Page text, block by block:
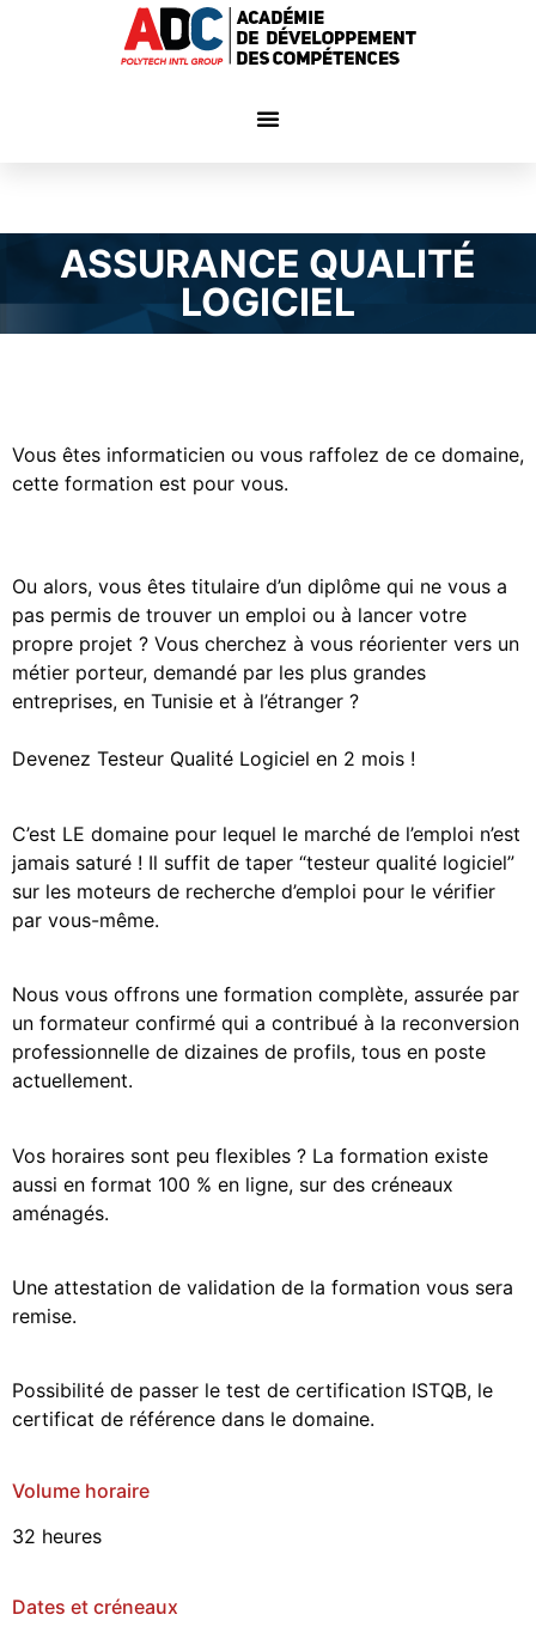
ASSURANCE QUALITÉ
LOGICIEL
Vous êtes informaticien ou vous raffolez de ce domaine,
cette formation est pour vous.
Ou alors, vous êtes titulaire d’un diplôme qui ne vous a
pas permis de trouver un emploi ou à lancer votre
propre projet ? Vous cherchez à vous réorienter vers un
métier porteur, demandé par les plus grandes
entreprises, en Tunisie et à l’étranger ?
Devenez Testeur Qualité Logiciel en 2 mois !
C’est LE domaine pour lequel le marché de l’emploi n’est
jamais saturé ! Il suffit de taper “testeur qualité logiciel”
sur les moteurs de recherche d’emploi pour le vérifier
par vous-même.
Nous vous offrons une formation complète, assurée par
un formateur confirmé qui a contribué à la reconversion
professionnelle de dizaines de profils, tous en poste
actuellement.
Vos horaires sont peu flexibles ? La formation existe
aussi en format 100 % en ligne, sur des créneaux
aménagés.
Une attestation de validation de la formation vous sera
remise.
Possibilité de passer le test de certification ISTQB, le
certificat de référence dans le domaine.
Volume horaire
32 heures
Dates et créneaux